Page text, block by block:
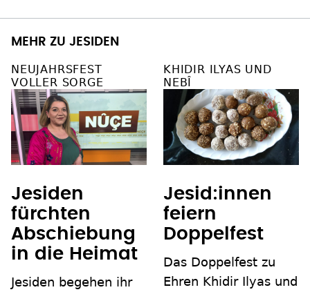
MEHR ZU JESIDEN
NEUJAHRSFEST
VOLLER SORGE
Jesiden
fürchten
Abschiebung
in die Heimat
Jesiden begehen ihr
KHIDIR ILYAS UND
NEBÎ
Jesid:innen
feiern
Doppelfest
Das Doppelfest zu
Ehren Khidir Ilyas und